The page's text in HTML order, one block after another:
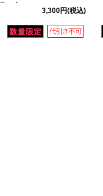
Serafino
3,300円(税込)